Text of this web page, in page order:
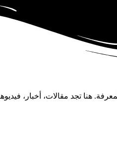
يجمع بين الترفيه والمعرفة. هنا تجد